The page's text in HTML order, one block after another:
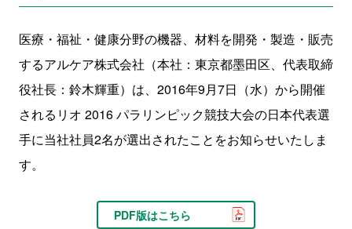
医療・福祉・健康分野の機器、材料を開発・製造・販売
するアルケア株式会社（本社：東京都墨田区、代表取締
役社長：鈴木輝重）は、2016年9月7日（水）から開催
されるリオ 2016 パラリンピック競技大会の日本代表選
手に当社社員2名が選出されたことをお知らせいたしま
す。
PDF版はこちら